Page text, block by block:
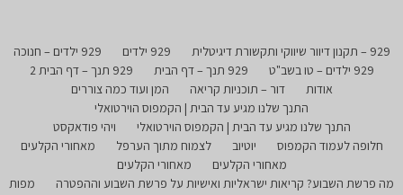
929 – תקנון דיוור שיווקי ותקשורת דיגיטלית 929 ילדים
929 ילדים – חנוכה
929 ילדים – טו בשב"ט
929 תנך – דף הבית
929 תנך – דף הבית 2
אודות
דור – תוכניות קריאה
המן ועוד כמה צוררים
התנך שלנו מגיע עד הבית | הקמפוס הוירטואלי
התנך שלנו מגיע עד הבית | הקמפוס הוירטואלי
ויהי פודאקסט
חלופה לעמוד הקמפוס
יוטיוב לצמוח מתוך הערפל
מאחורי הקלעים
מאחורי הקלעים
מאחורי הקלעים
מה פרשת השבוע? קריאות ישראליות ואישיות על פרשת השבוע וההפטרה
מפות